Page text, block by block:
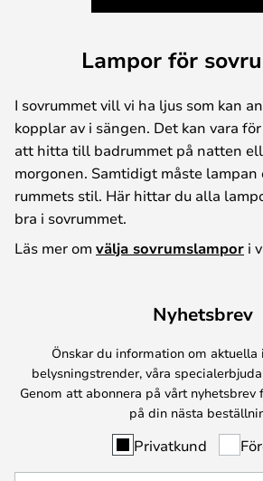
Lampor för
I sovrummet vill vi ha ljus som kan
kopplar av i sängen. Det kan vara
att hitta till badrummet på natten
morgonen. Samtidigt måste lampan
rummets stil. Här hittar du alla
bra i sovrummet.
Läs mer om välja sovrumslampor i
Nyhetsbrev
Önskar du information om aktuella
belysningstrender, våra
Genom att abonnera på vårt nyhetsbrev
på din nästa
Privatkund